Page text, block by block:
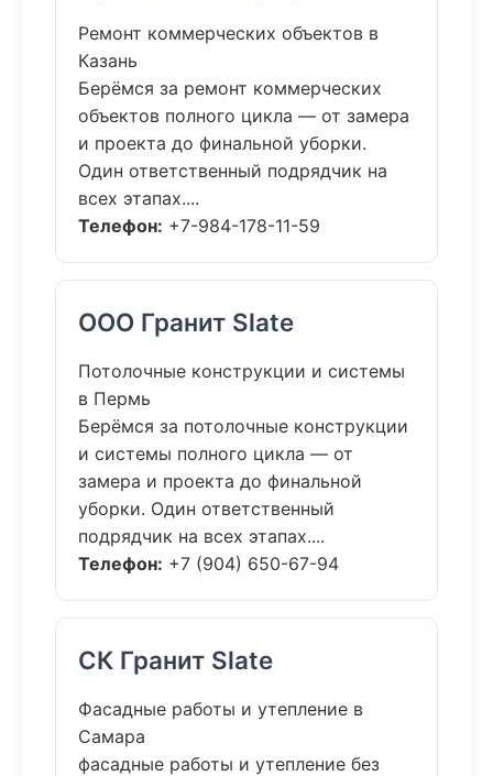
Ремонт коммерческих объектов в
Казань
Берёмся за ремонт коммерческих
объектов полного цикла — от замера
и проекта до финальной уборки.
Один ответственный подрядчик на
всех этапах....
Телефон: +7-984-178-11-59
ООО Гранит Slate
Потолочные конструкции и системы
в Пермь
Берёмся за потолочные конструкции
и системы полного цикла — от
замера и проекта до финальной
уборки. Один ответственный
подрядчик на всех этапах....
Телефон: +7 (904) 650-67-94
СК Гранит Slate
Фасадные работы и утепление в
Самара
фасадные работы и утепление без